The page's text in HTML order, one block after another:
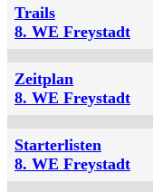
Trails
8. WE Freystadt
Zeitplan
8. WE Freystadt
Starterlisten
8. WE Freystadt